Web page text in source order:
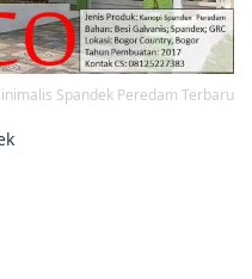
Spandek Peredam Terbaru